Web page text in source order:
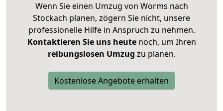
Wenn Sie einen Umzug von Worms nach
Stockach planen, zögern Sie nicht, unsere
professionelle Hilfe in Anspruch zu nehmen.
Kontaktieren Sie uns heutenoch, um Ihren
reibungslosen Umzug zu planen.
Kostenlose Angebote erhalten